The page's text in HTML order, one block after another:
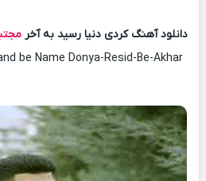
دانلود آهنگ کردی دنیا رسید به آخر
be Name Donya-Resid-Be-Akhar